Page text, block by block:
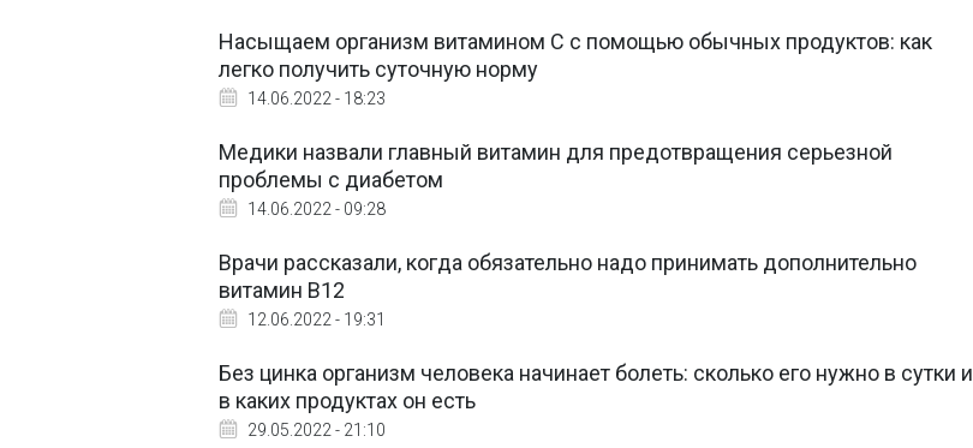
Насыщаем организм витамином С с помощью обычных продуктов: как
легко получить суточную норму
14.06.2022 - 18:23
Медики назвали главный витамин для предотвращения серьезной
проблемы с диабетом
14.06.2022 - 09:28
Врачи рассказали, когда обязательно надо принимать дополнительно
витамин В12
12.06.2022 - 19:31
Без цинка организм человека начинает болеть: сколько его нужно в сутки и
в каких продуктах он есть
29.05.2022 - 21:10